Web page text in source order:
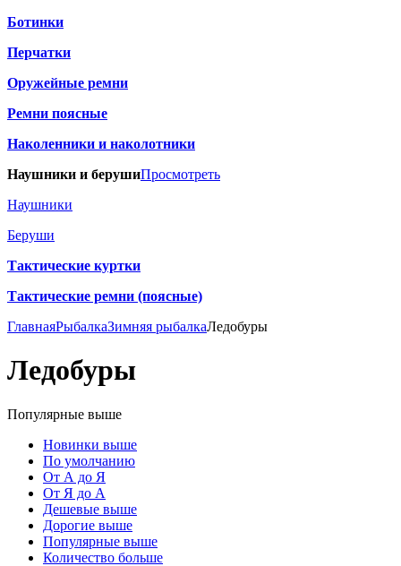
Ботинки
Перчатки
Оружейные ремни
Ремни поясные
Наколенники и наколотники
Наушники и берушиПросмотреть
Наушники
Беруши
Тактические куртки
Тактические ремни (поясные)
ГлавнаяРыбалкаЗимняя рыбалкаЛедобуры
Ледобуры
Популярные выше
Новинки выше
По умолчанию
От А до Я
От Я до А
Дешевые выше
Дорогие выше
Популярные выше
Количество больше